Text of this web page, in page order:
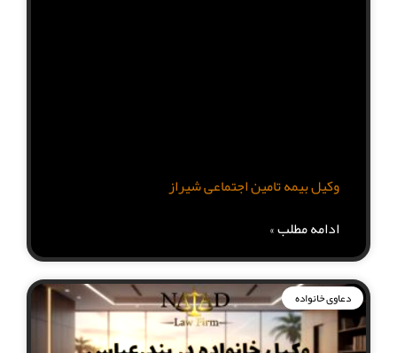
وکیل بیمه تامین اجتماعی شیراز
ادامه مطلب »
دعاوی خانواده